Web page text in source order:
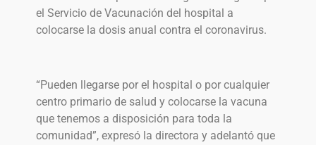
el Servicio de Vacunación del hospital a
colocarse la dosis anual contra el coronavirus.
“Pueden llegarse por el hospital o por cualquier
centro primario de salud y colocarse la vacuna
que tenemos a disposición para toda la
comunidad”, expresó la directora y adelantó que